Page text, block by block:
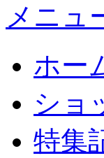
メニュ
ホー
ショ
特集